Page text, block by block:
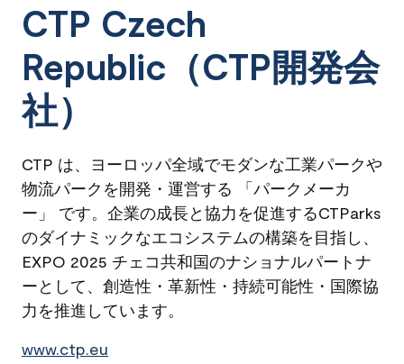
CTP Czech
Republic（CTP開発会
社）
CTP は、ヨーロッパ全域でモダンな工業パークや
物流パークを開発・運営する 「パークメーカ
ー」 です。企業の成長と協力を促進するCTParks
のダイナミックなエコシステムの構築を目指し、
EXPO 2025 チェコ共和国のナショナルパートナ
ーとして、創造性・革新性・持続可能性・国際協
力を推進しています。
www.ctp.eu